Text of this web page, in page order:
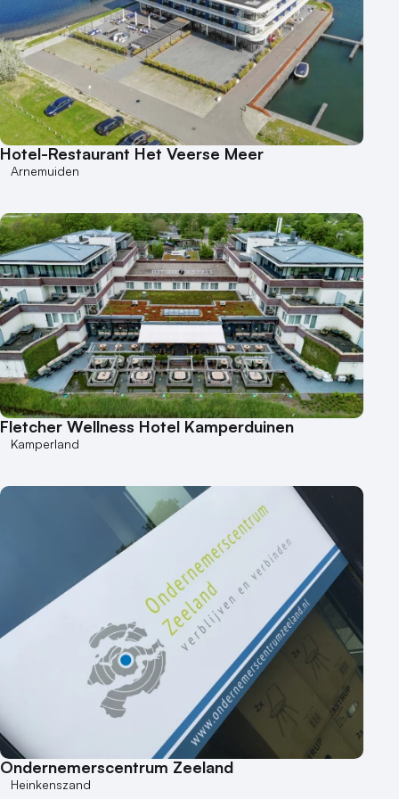
250 - 500 personen
500+ personen
Bijzondere locaties
Buitenlocatie
Duurzame locatie
Groene locatie
Heisessie
Hybride events
Industriële locatie
Kasteel en landgoed
Kleine / intieme locatie
Locaties aan zee
Museum
Theater
Varende locatie
Hotel-Restaurant Het Veerse Meer
Arnemuiden
Fletcher Wellness Hotel Kamperduinen
Kamperland
Ondernemerscentrum Zeeland
Heinkenszand